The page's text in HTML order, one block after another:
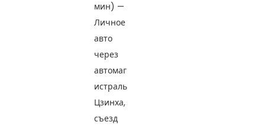
мин) —
Личное
авто
через
автомаг
истраль
Цзинха,
съезд